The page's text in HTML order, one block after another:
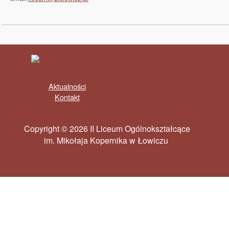
Aktualności
Kontakt
Copyright © 2026 II Liceum Ogólnokształcące
im. Mikołaja Kopernika w Łowiczu